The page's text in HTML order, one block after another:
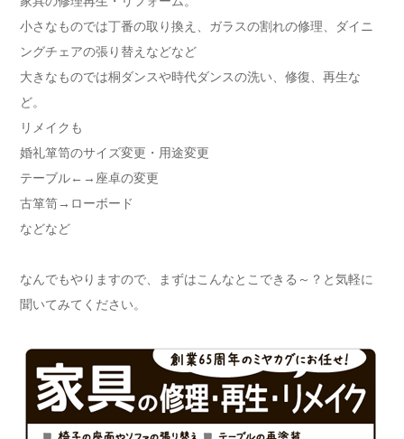
小さなものでは丁番の取り換え、ガラスの割れの修理、ダイニ
ングチェアの張り替えなどなど
大きなものでは桐ダンスや時代ダンスの洗い、修復、再生な
ど。
リメイクも
婚礼箪笥のサイズ変更・用途変更
テーブル←→座卓の変更
古箪笥→ローボード
などなど
なんでもやりますので、まずはこんなとこできる～？と気軽に
聞いてみてください。